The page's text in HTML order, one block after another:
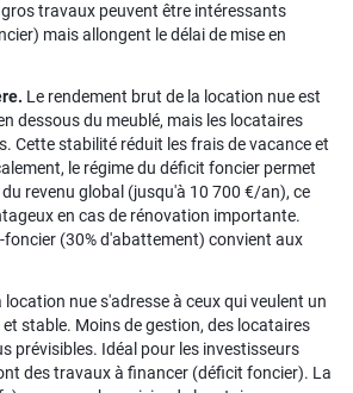
travaux peuvent être intéressants
mais allongent le délai de mise en
Le rendement brut de la location nue est
dessous du meublé, mais les locataires
Cette stabilité réduit les frais de vacance et
le régime du déficit foncier permet
revenu global (jusqu'à 10 700 €/an), ce
en cas de rénovation importante.
foncier (30% d'abattement) convient aux
location nue s'adresse à ceux qui veulent un
stable. Moins de gestion, des locataires
prévisibles. Idéal pour les investisseurs
des travaux à financer (déficit foncier). La